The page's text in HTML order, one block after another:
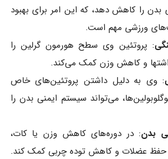
بدن را کاهش دهد، که این امر برای بهبود
ورزشی مهم است.
: پروتئین وی سطح هورمون گرلین را
و کاهش وزن کمک می‌کند.
: وی به دلیل داشتن پروتئین‌های خاص
می‌تواند سیستم ایمنی بدن را
بدن: در دوره‌های کاهش وزن یا کات،
حفظ عضلات و کاهش توده چربی کمک کند.